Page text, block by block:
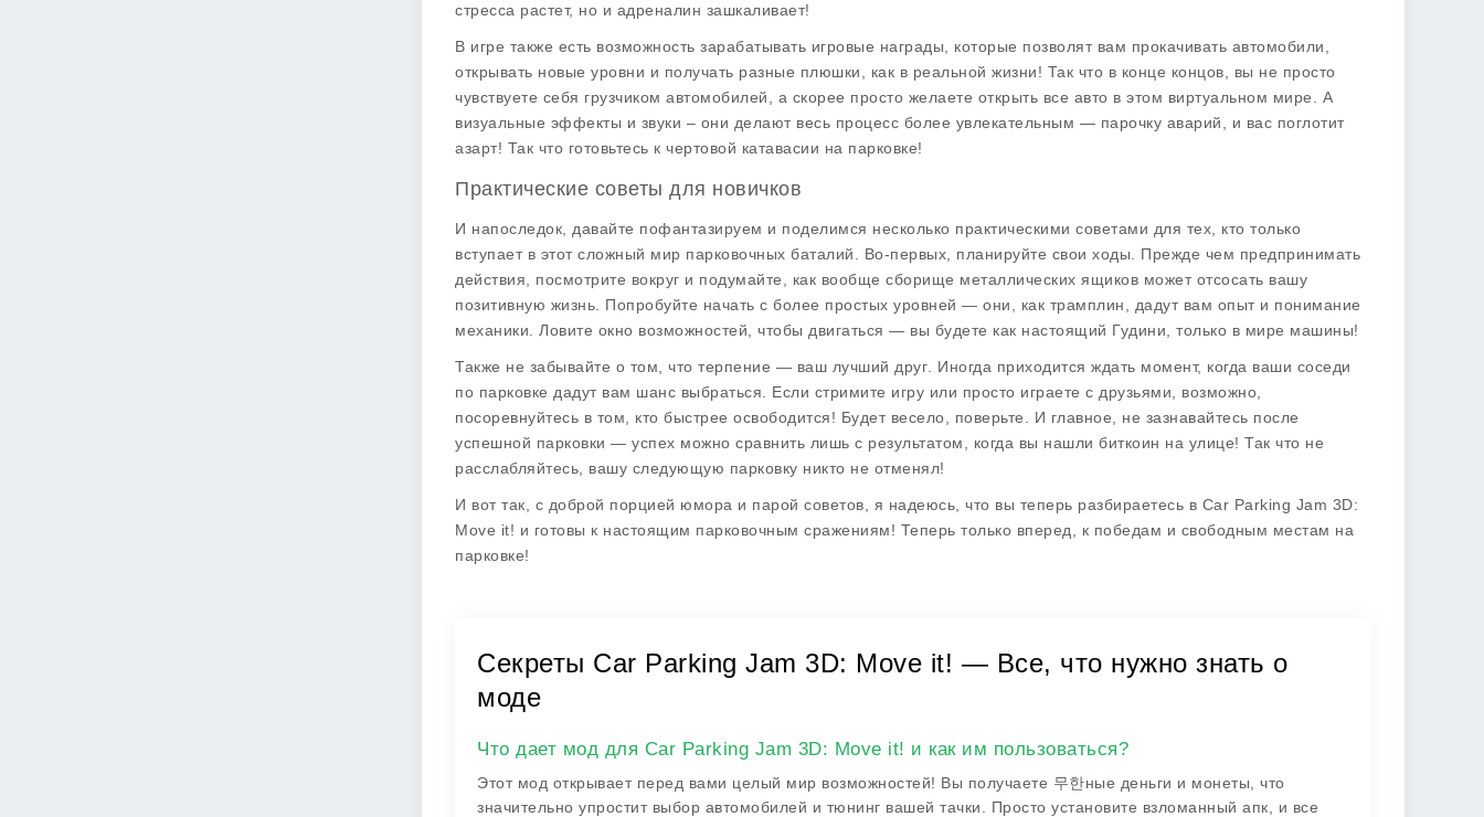
стресса растет, но и адреналин зашкаливает!
В игре также есть возможность зарабатывать игровые награды , которые позволят вам прокачивать автомобили,
открывать новые уровни и получать разные плюшки, как в реальной жизни! Так что в конце концов, вы не просто
чувствуете себя грузчиком автомобилей, а скорее просто желаете открыть все авто в этом виртуальном мире. А
визуальные эффекты и звуки – они делают весь процесс более увлекательным — парочку аварий, и вас поглотит
азарт! Так что готовьтесь к чертовой катавасии на парковке!
Практические советы для новичков
И напоследок, давайте пофантазируем и поделимся несколько практическими советами для тех, кто только
вступает в этот сложный мир парковочных баталий. Во-первых, планируйте свои ходы . Прежде чем предпринимать
действия, посмотрите вокруг и подумайте, как вообще сборище металлических ящиков может отсосать вашу
позитивную жизнь. Попробуйте начать с более простых уровней — они, как трамплин, дадут вам опыт и понимание
механики. Ловите окно возможностей, чтобы двигаться — вы будете как настоящий Гудини, только в мире машины!
Также не забывайте о том, что терпение — ваш лучший друг . Иногда приходится ждать момент, когда ваши соседи
по парковке дадут вам шанс выбраться. Если стримите игру или просто играете с друзьями, возможно,
посоревнуйтесь в том, кто быстрее освободится! Будет весело, поверьте. И главное, не зазнавайтесь после
успешной парковки — успех можно сравнить лишь с результатом, когда вы нашли биткоин на улице! Так что не
расслабляйтесь, вашу следующую парковку никто не отменял!
И вот так, с доброй порцией юмора и парой советов, я надеюсь, что вы теперь разбираетесь в Car Parking Jam 3D:
Move it! и готовы к настоящим парковочным сражениям! Теперь только вперед, к победам и свободным местам на
парковке!
Секреты Car Parking Jam 3D: Move it! — Все, что нужно знать о
моде
Что дает мод для Car Parking Jam 3D: Move it! и как им пользоваться?
Этот мод открывает перед вами целый мир возможностей! Вы получаете 무한ные деньги и монеты, что
значительно упростит выбор автомобилей и тюнинг вашей тачки. Просто установите взломанный апк, и все